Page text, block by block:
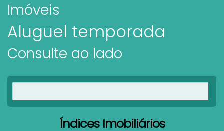
Imóveis
Aluguel temporada
Consulte ao lado
Índices Imobiliários